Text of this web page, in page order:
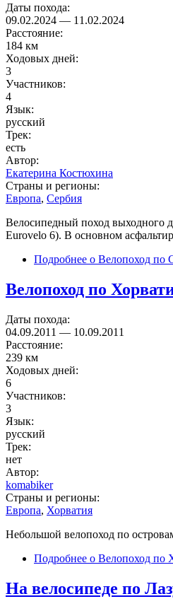
Даты похода:
09.02.2024 — 11.02.2024
Расстояние:
184 км
Ходовых дней:
3
Участников:
4
Язык:
русский
Трек:
есть
Автор:
Екатерина Костюхина
Страны и регионы:
Европа, Сербия
Велосипедный поход выходного
Eurovelo 6). В основном
Подробнее о Велопоход по
Велопоход по
Даты похода:
04.09.2011 — 10.09.2011
Расстояние:
239 км
Ходовых дней:
6
Участников:
3
Язык:
русский
Трек:
нет
Автор:
komabiker
Страны и регионы:
Европа, Хорватия
Небольшой велопоход по
Подробнее о Велопоход по
На велосипеде по